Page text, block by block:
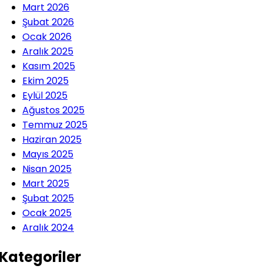
Mart 2026
Şubat 2026
Ocak 2026
Aralık 2025
Kasım 2025
Ekim 2025
Eylül 2025
Ağustos 2025
Temmuz 2025
Haziran 2025
Mayıs 2025
Nisan 2025
Mart 2025
Şubat 2025
Ocak 2025
Aralık 2024